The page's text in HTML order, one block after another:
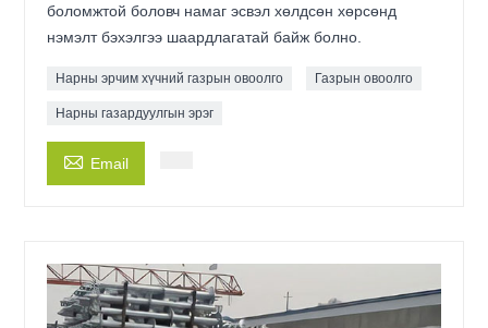
боломжтой боловч намаг эсвэл хөлдсөн хөрсөнд
нэмэлт бэхэлгээ шаардлагатай байж болно.
Нарны эрчим хүчний газрын овоолго Газрын овоолго
Нарны газардуулгын эрэг
 Email